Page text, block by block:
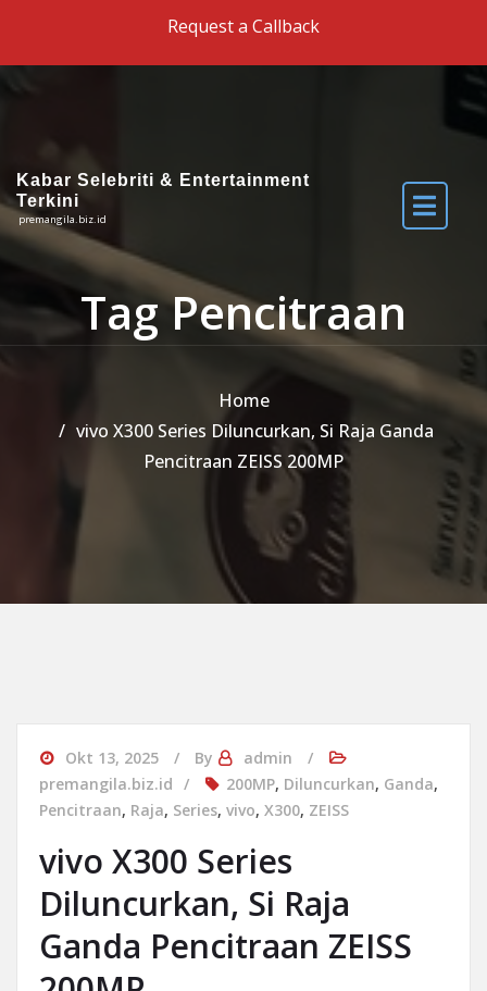
Request a Callback
Kabar Selebriti & Entertainment
Terkini
premangila.biz.id
Tag Pencitraan
Home
vivo X300 Series Diluncurkan, Si Raja Ganda
Pencitraan ZEISS 200MP
Okt 13, 2025 By
admin
premangila.biz.id
200MP, Diluncurkan, Ganda,
Pencitraan, Raja, Series, vivo, X300, ZEISS
vivo X300 Series
Diluncurkan, Si Raja
Ganda Pencitraan ZEISS